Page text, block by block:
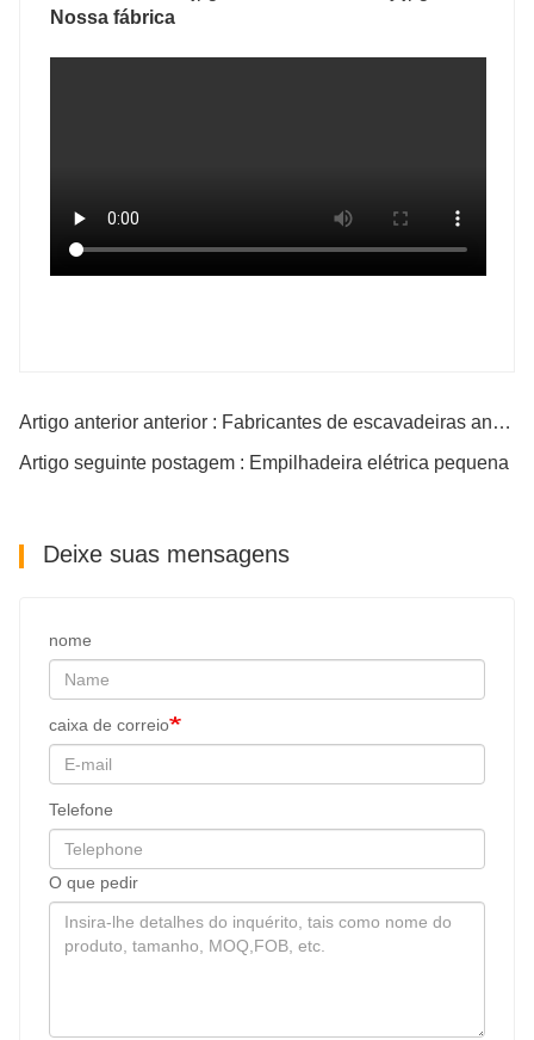
Nossa fábrica
Artigo anterior anterior : Fabricantes de escavadeiras anfíbias
Artigo seguinte postagem : Empilhadeira elétrica pequena
Deixe suas mensagens
nome
caixa de correio
Telefone
O que pedir